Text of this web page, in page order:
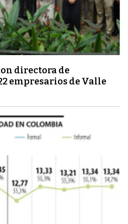
directora de
empresarios de Valle